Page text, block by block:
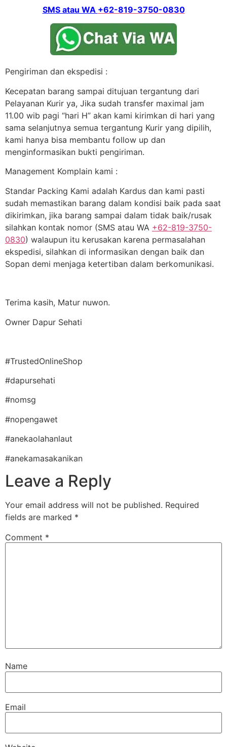
SMS atau WA +62-819-3750-0830
Pengiriman dan ekspedisi :
Kecepatan barang sampai ditujuan tergantung dari
Pelayanan Kurir ya, Jika sudah transfer maximal jam
11.00 wib pagi “hari H” akan kami kirimkan di hari yang
sama selanjutnya semua tergantung Kurir yang dipilih,
kami hanya bisa membantu follow up dan
menginformasikan bukti pengiriman.
Management Komplain kami :
Standar Packing Kami adalah Kardus dan kami pasti
sudah memastikan barang dalam kondisi baik pada saat
dikirimkan, jika barang sampai dalam tidak baik/rusak
silahkan kontak nomor (SMS atau WA +62-819-3750-
0830) walaupun itu kerusakan karena permasalahan
ekspedisi, silahkan di informasikan dengan baik dan
Sopan demi menjaga ketertiban dalam berkomunikasi.
Terima kasih, Matur nuwon.
Owner Dapur Sehati
#TrustedOnlineShop
#dapursehati
#nomsg
#nopengawet
#anekaolahanlaut
#anekamasakanikan
Leave a Reply
Your email address will not be published. Required
fields are marked *
Comment *
Name
Email